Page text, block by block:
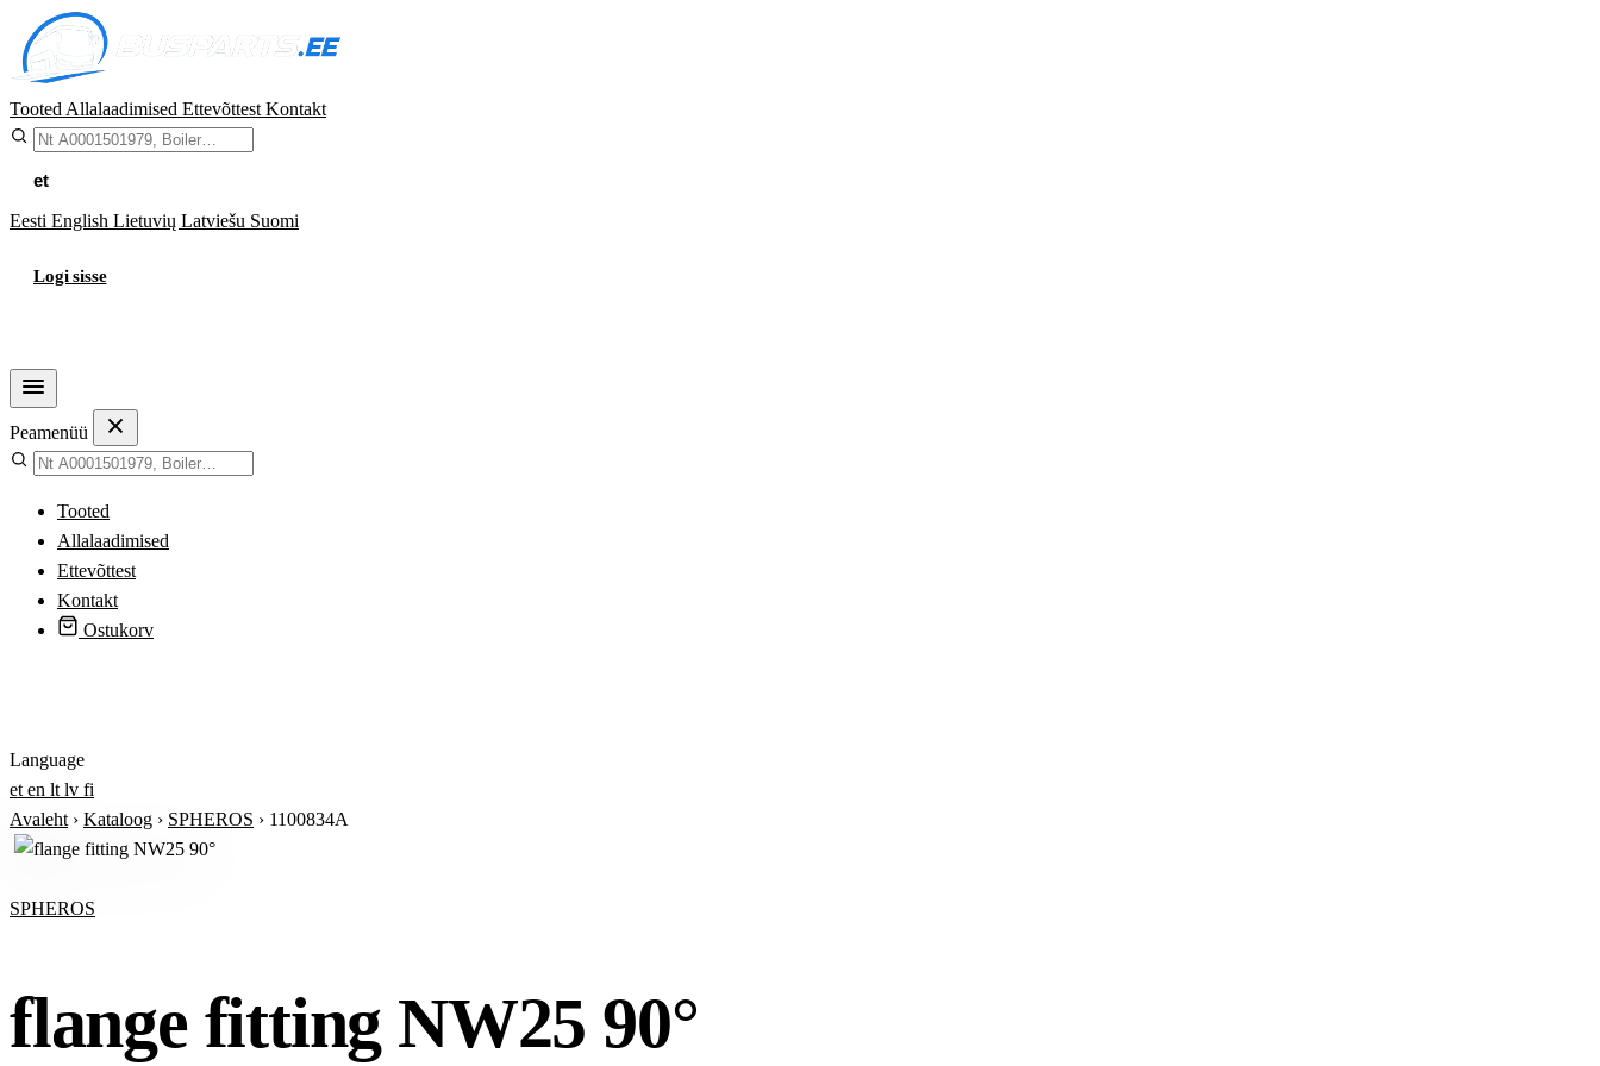
Tooted Allalaadimised Ettevõttest Kontakt
et
Eesti English Lietuvių Latviešu Suomi
Logi sisse
Peamenüü
Tooted
Allalaadimised
Ettevõttest
Kontakt
Ostukorv
Language
et en lt lv fi
Avaleht › Kataloog › SPHEROS › 1100834A
SPHEROS
flange fitting NW25 90°